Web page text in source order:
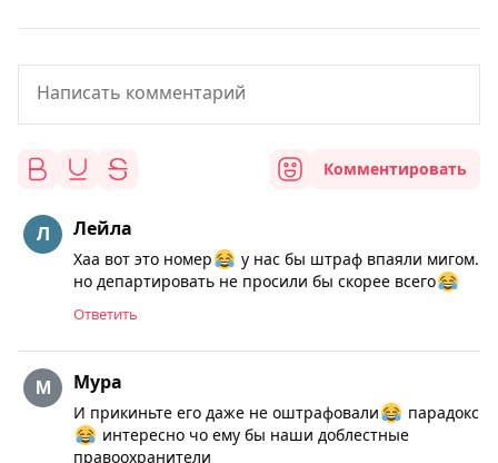
Комментировать
Лейла
Хаа вот это номер
у нас бы штраф впаяли мигом.
но департировать не просили бы скорее всего
Ответить
Мура
И прикиньте его даже не оштрафовали
парадокс
интересно чо ему бы наши доблестные
правоохранители